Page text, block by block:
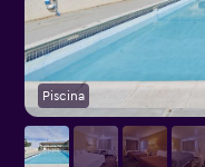
Piscina